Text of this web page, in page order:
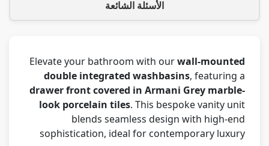
الأسئلة الشائعة
Elevate your bathroom with ourwall-mounted
double integrated washbasins, featuring a
drawer front covered in Armani Grey marble-
look porcelain tiles. This bespoke vanity unit
blends seamless design with high-end
sophistication, ideal for contemporary luxury